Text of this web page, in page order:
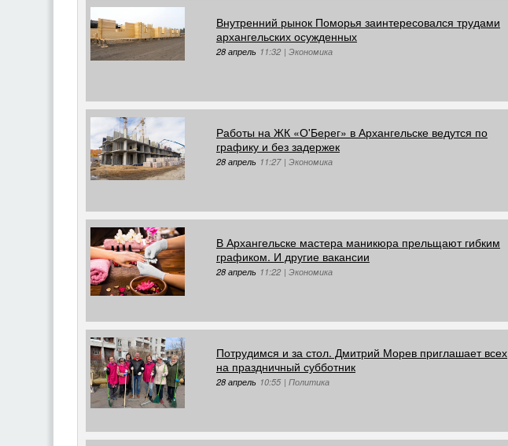
Внутренний рынок Поморья заинтересовался трудами
архангельских осужденных
28 апрель 11:32 | Экономика
Работы на ЖК «О'Берег» в Архангельске ведутся по
графику и без задержек
28 апрель 11:27 | Экономика
В Архангельске мастера маникюра прельщают гибким
графиком. И другие вакансии
28 апрель 11:22 | Экономика
Потрудимся и за стол. Дмитрий Морев приглашает всех
на праздничный субботник
28 апрель 10:55 | Политика